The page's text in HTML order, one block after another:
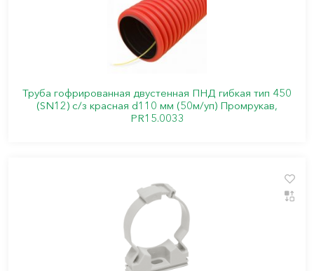
Труба гофрированная двустенная ПНД гибкая тип 450
(SN12) с/з красная d110 мм (50м/уп) Промрукав,
PR15.0033